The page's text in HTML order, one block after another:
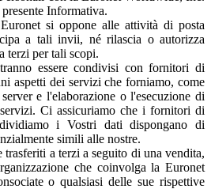
Informativa.
si oppone alle attività di posta
a tali invii, né rilascia o autorizza
terzi per tali scopi.
essere condivisi con fornitori di
aspetti dei servizi che forniamo, come
e l'elaborazione o l'esecuzione di
Ci assicuriamo che i fornitori di
i Vostri dati dispongano di
simili alle nostre.
trasferiti a terzi a seguito di una vendita,
che coinvolga la Euronet
o qualsiasi delle sue rispettive